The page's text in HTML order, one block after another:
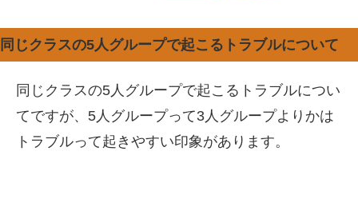
同じクラスの5人グループで起こるトラブルについて
同じクラスの5人グループで起こるトラブルについ
てですが、5人グループって3人グループよりかは
トラブルって起きやすい印象があります。